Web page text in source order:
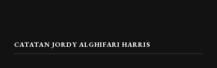
CATATAN JORDY ALGHIFARI HARRIS